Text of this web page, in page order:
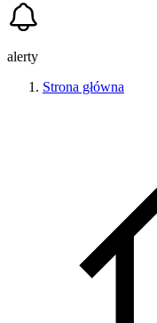
alerty
Strona główna